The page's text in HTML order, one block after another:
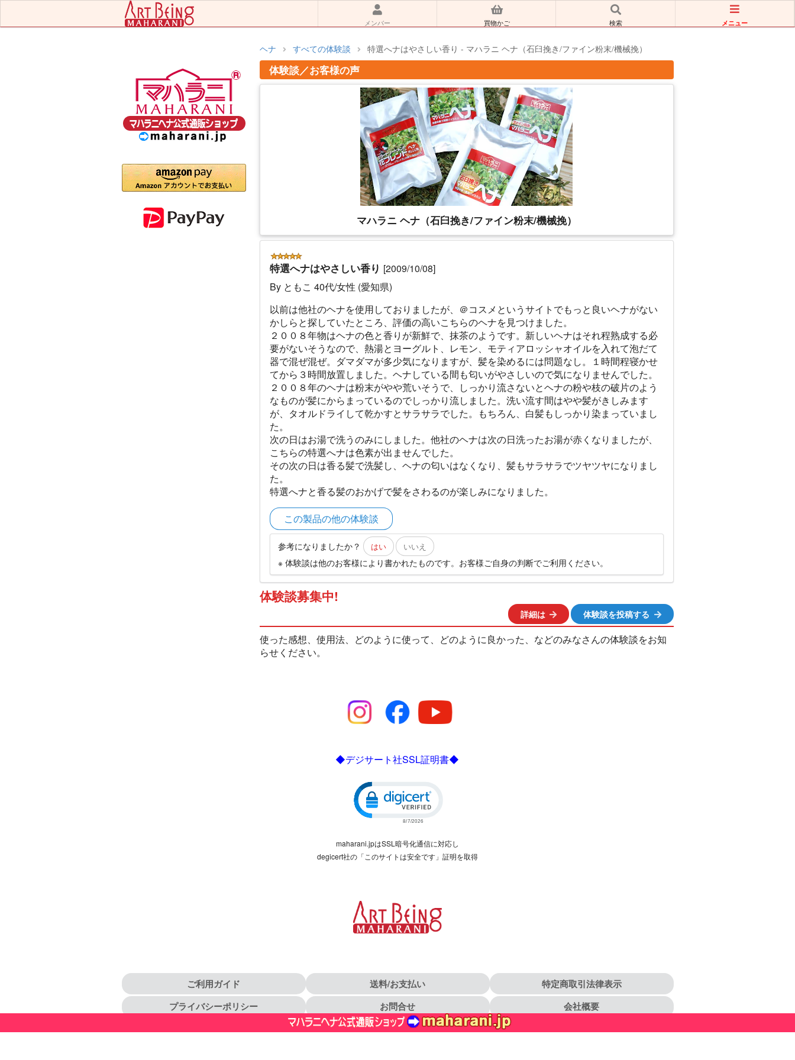
メンバー 買物かご 検索 メニュー
ヘナ すべての体験談 特選へナはやさしい香り - マハラニ ヘナ（石臼挽き/ファイン粉末/機械挽）
体験談／お客様の声
マハラニ ヘナ（石臼挽き/ファイン粉末/機械挽）
特選へナはやさしい香り [2009/10/08]
By ともこ 40代/女性 (愛知県)
以前は他社のヘナを使用しておりましたが、＠コスメというサイトでもっと良いヘナがない
かしらと探していたところ、評価の高いこちらのヘナを見つけました。
２００８年物はヘナの色と香りが新鮮で、抹茶のようです。新しいヘナはそれ程熟成する必
要がないそうなので、熱湯とヨーグルト、レモン、モティアロッシャオイルを入れて泡だて
器で混ぜ混ぜ。ダマダマが多少気になりますが、髪を染めるには問題なし。１時間程寝かせ
てから３時間放置しました。ヘナしている間も匂いがやさしいので気になりませんでした。
２００８年のヘナは粉末がやや荒いそうで、しっかり流さないとヘナの粉や枝の破片のよう
なものが髪にからまっているのでしっかり流しました。洗い流す間はやや髪がきしみます
が、タオルドライして乾かすとサラサラでした。もちろん、白髪もしっかり染まっていまし
た。
次の日はお湯で洗うのみにしました。他社のヘナは次の日洗ったお湯が赤くなりましたが、
こちらの特選へナは色素が出ませんでした。
その次の日は香る髪で洗髪し、ヘナの匂いはなくなり、髪もサラサラでツヤツヤになりまし
た。
特選へナと香る髪のおかげで髪をさわるのが楽しみになりました。
この製品の他の体験談
参考になりましたか？ はい いいえ
※ 体験談は他のお客様により書かれたものです。お客様ご自身の判断でご利用ください。
体験談募集中!
体験談を投稿する
詳細は
使った感想、使用法、どのように使って、どのように良かった、などのみなさんの体験談をお知
らせください。
◆デジサート社SSL証明書◆
maharani.jpはSSL暗号化通信に対応し
degicert社の「このサイトは安全です」証明を取得
ご利用ガイド 送料/お支払い
特定商取引法律表示
プライバシーポリシー
お問合せ 会社概要